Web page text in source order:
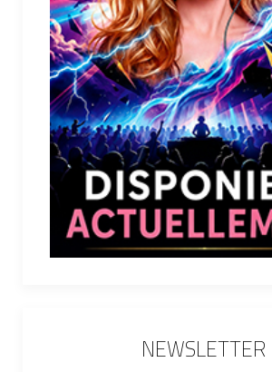
NEWSLETTER